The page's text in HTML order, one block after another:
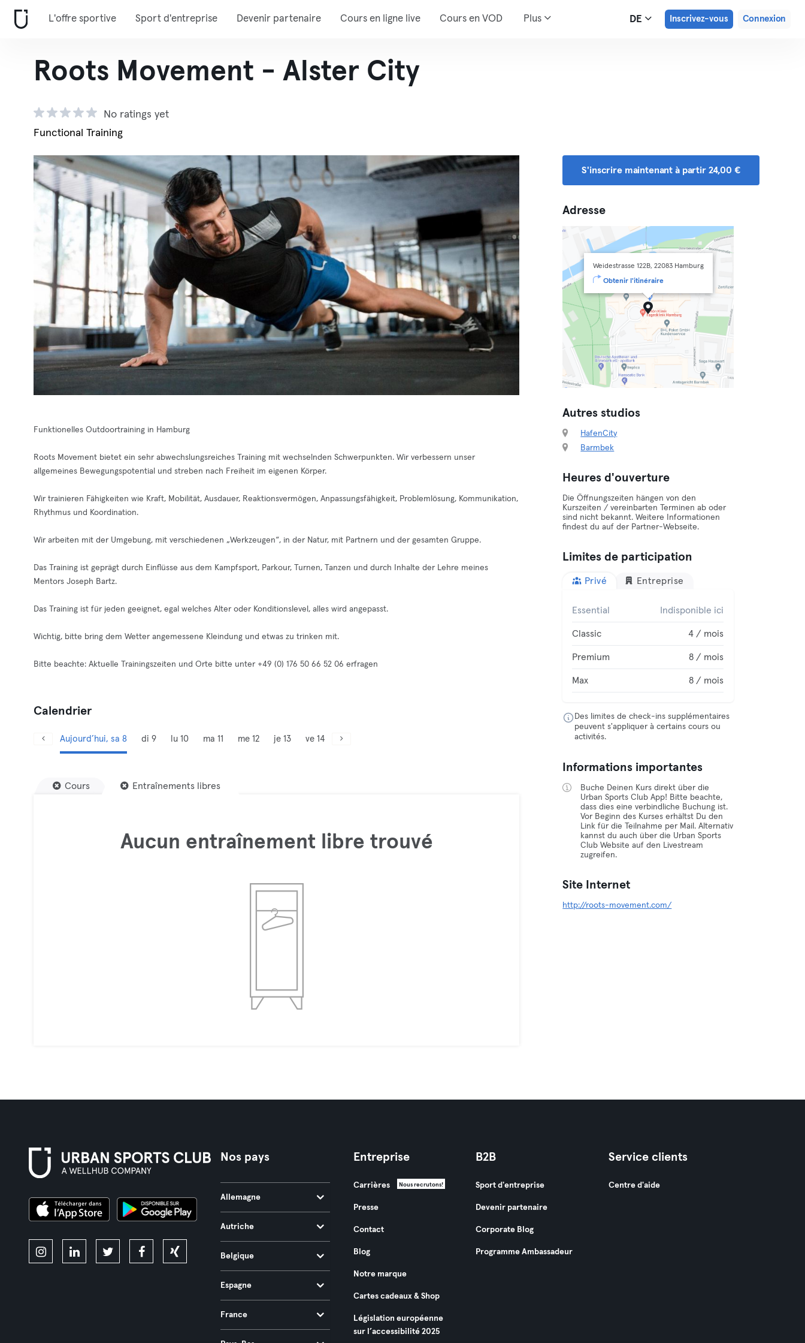
L'offre sportive Sport d'entreprise Devenir partenaire Cours en ligne live Cours en VOD Plus DE Inscrivez-vous Connexion
Roots Movement - Alster City
No ratings yet
Functional Training
Funktionelles Outdoortraining in Hamburg
Roots Movement bietet ein sehr abwechslungsreiches Training mit wechselnden Schwerpunkten. Wir verbessern unser
allgemeines Bewegungspotential und streben nach Freiheit im eigenen Körper.
Wir trainieren Fähigkeiten wie Kraft, Mobilität, Ausdauer, Reaktionsvermögen, Anpassungsfähigkeit, Problemlösung, Kommunikation,
Rhythmus und Koordination.
Wir arbeiten mit der Umgebung, mit verschiedenen „Werkzeugen“, in der Natur, mit Partnern und der gesamten Gruppe.
Das Training ist geprägt durch Einflüsse aus dem Kampfsport, Parkour, Turnen, Tanzen und durch Inhalte der Lehre meines
Mentors Joseph Bartz.
Das Training ist für jeden geeignet, egal welches Alter oder Konditionslevel, alles wird angepasst.
Wichtig, bitte bring dem Wetter angemessene Kleindung und etwas zu trinken mit.
Bitte beachte: Aktuelle Trainingszeiten und Orte bitte unter +49 (0) 176 50 66 52 06 erfragen
Calendrier
Aujourd’hui, sa 8 di 9 lu 10 ma 11 me 12 je 13 ve 14
Cours Entraînements libres
Aucun entraînement libre trouvé
S'inscrire maintenant à partir 24,00 €
Adresse
Weidestrasse 122B, 22083 Hamburg
Obtenir l'itinéraire
Autres studios
HafenCity
Barmbek
Heures d'ouverture
Die Öffnungszeiten hängen von den
Kurszeiten / vereinbarten Terminen ab oder
sind nicht bekannt. Weitere Informationen
findest du auf der Partner-Webseite.
Limites de participation
Privé Entreprise
Essential Indisponible ici
Classic 4 / mois
Premium 8 / mois
Max 8 / mois
Des limites de check-ins supplémentaires
peuvent s'appliquer à certains cours ou
activités.
Informations importantes
Buche Deinen Kurs direkt über die
Urban Sports Club App! Bitte beachte,
dass dies eine verbindliche Buchung ist.
Vor Beginn des Kurses erhältst Du den
Link für die Teilnahme per Mail. Alternativ
kannst du auch über die Urban Sports
Club Website auf den Livestream
zugreifen.
Site Internet
http://roots-movement.com/
Nos pays
Allemagne
Autriche
Belgique
Espagne
France
Entreprise
Carrières Nous recrutons!
Presse
Contact
Blog
Notre marque
Cartes cadeaux & Shop
Législation européenne
sur l’accessibilité 2025
B2B
Sport d'entreprise
Devenir partenaire
Corporate Blog
Programme Ambassadeur
Service clients
Centre d'aide